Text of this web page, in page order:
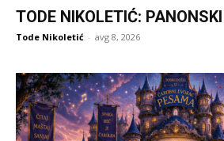
TODE NIKOLETIĆ:
Tode Nikoletić - avg 8, 2026